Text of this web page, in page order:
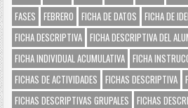
FASES
FEBRERO FICHA DE DATOS
FICHA DE
FICHA DESCRIPTIVA FICHA DESCRIPTIVA DEL
FICHA INDIVIDUAL ACUMULATIVA FICHA
FICHAS DE ACTIVIDADES
FICHAS DESCRIPTIVA
FICHAS DESCRIPTIVAS GRUPALES
FICHAS